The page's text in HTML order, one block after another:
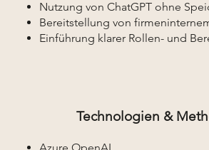
Technologien &
Nutzung von ChatGPT ohne
Bereitstellung von
Einführung klarer Rollen- und